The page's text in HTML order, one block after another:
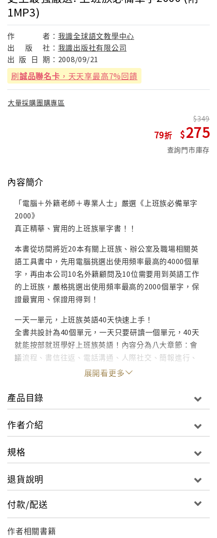
1MP3)
作 者： 我識全球語文教學中心
出
版 社： 我識出版社有限公司
出 版 日 期： 2008/09/21
刷誠品聯名卡 ，天天享最高7%回饋
大量採購團購專區
79
349
275
查詢門市庫存
內容簡介
「電腦＋外籍老師＋專業人士」嚴選《上班族必備單字
2000》
真正精華、實用的上班族單字書！！
本書從坊間將近20本有關上班族、辦公室及職場相關英
語工具書中，先用電腦挑選出使用頻率最高的4000個單
字，再由本公司10名外籍顧問及10位需要用到英語工作
的上班族，嚴格挑選出使用頻率最高的2000個單字，保
證最實用、保證用得到！
一天一單元，上班族英語40天快速上手！
全書共設計為40個單元，一天只要研讀一個單元，40天
就能按部就班學好上班族英語！內容分為八大章節：會
議流程、書信往返、電話溝通、人際社交、簡報進行、
協調談判、休閒生活、休閒旅遊，每章節底下再細分成
閱讀本書後能幫助你……
主持英文會議、英文簡報，並進行細節討論。
在需要貿易協調談判的場合，用英語清楚表達己方立場
並進行協商。
搞定生活所需的食、衣、住、行、娛樂英語，豐富你的
生活。
嚴選2000個上班族最常使用的單字，從會議流程、電話
展開看更多
產品目錄
作者介紹
規格
退貨說明
付款/配送
作者相關書籍